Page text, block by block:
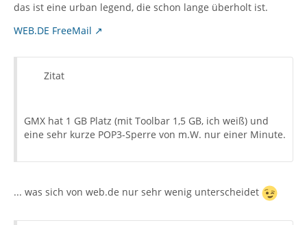
das ist eine urban legend, die schon lange überholt ist.
WEB.DE FreeMail
Zitat
GMX hat 1 GB Platz (mit Toolbar 1,5 GB, ich weiß) und
eine sehr kurze POP3-Sperre von m.W. nur einer Minute.
... was sich von web.de nur sehr wenig unterscheidet